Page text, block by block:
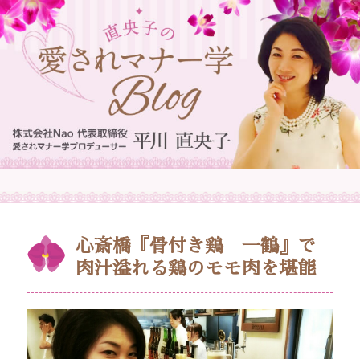
心斎橋『骨付き鶏 一鶴』で
肉汁溢れる鶏のモモ肉を堪能